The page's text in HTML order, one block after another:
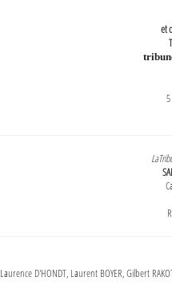
et
Laurence D'HONDT, Laurent BOYER, Gilbert